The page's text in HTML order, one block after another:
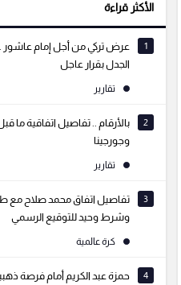
الأكثر قراءة
1
عرض تركي من أجل إمام عاشور
الجدل بقرار عاجل
تقارير
2
بالأرقام .. تفاصيل اتفاقية ما
وجورجينا
تقارير
3
تفاصيل اتفاق محمد صلاح مع
وشرط وحيد للتوقيع الرسمي
كرة عالمية
4
حمزة عبد الكريم أمام فرصة